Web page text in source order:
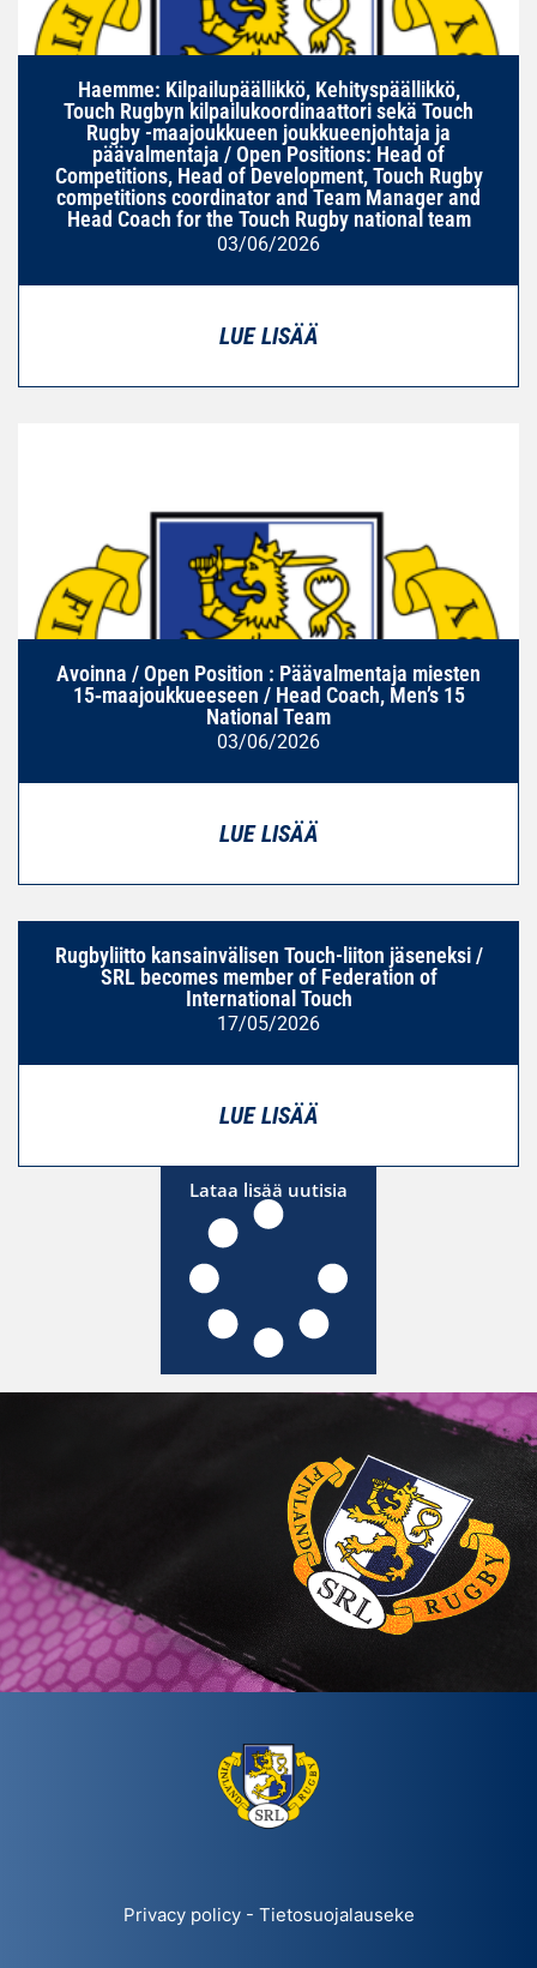
Haemme: Kilpailupäällikkö, Kehityspäällikkö,
Touch Rugbyn kilpailukoordinaattori sekä Touch
Rugby -maajoukkueen joukkueenjohtaja ja
päävalmentaja / Open Positions: Head of
Competitions, Head of Development, Touch Rugby
competitions coordinator and Team Manager and
Head Coach for the Touch Rugby national team
03/06/2026
LUE LISÄÄ
Avoinna / Open Position : Päävalmentaja miesten
15‑maajoukkueeseen / Head Coach, Men’s 15
National Team
03/06/2026
LUE LISÄÄ
Rugbyliitto kansainvälisen Touch-liiton jäseneksi /
SRL becomes member of Federation of
International Touch
17/05/2026
LUE LISÄÄ
Lataa lisää uutisia
VAPAAEHTOISEKSI?
Privacy policy - Tietosuojalauseke